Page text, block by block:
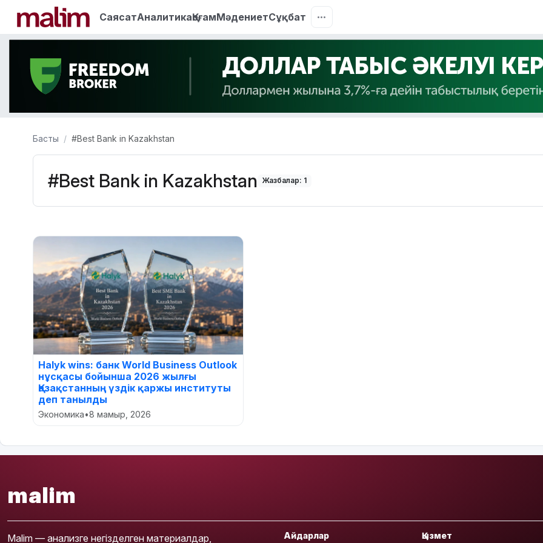
СаясатАналитикаҚоғамМәдениетСұқбат
Басты #Best Bank in Kazakhstan
#Best Bank in Kazakhstan Жазбалар: 1
Halyk wins: банк World Business Outlook
нұсқасы бойынша 2026 жылғы
Қазақстанның үздік қаржы институты
деп танылды
Экономика•8 мамыр, 2026
malim
Malim — анализге негізделген материалдар, Айдарлар Қызмет